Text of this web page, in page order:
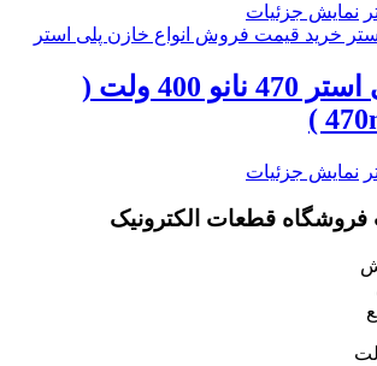
نمایش جزئیات
خازن پلی استر 470 نانو 400 ولت (
نمایش جزئیات
قطعات الکترونیک